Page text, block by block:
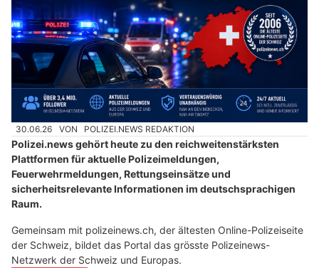
30.06.26 VON POLIZEI.NEWS REDAKTION
Polizei.news gehört heute zu den reichweitenstärksten
Plattformen für aktuelle Polizeimeldungen,
Feuerwehrmeldungen, Rettungseinsätze und
sicherheitsrelevante Informationen im deutschsprachigen
Raum.
Gemeinsam mit polizeinews.ch, der ältesten Online-Polizeiseite
der Schweiz, bildet das Portal das grösste Polizeinews-
Netzwerk der Schweiz und Europas.